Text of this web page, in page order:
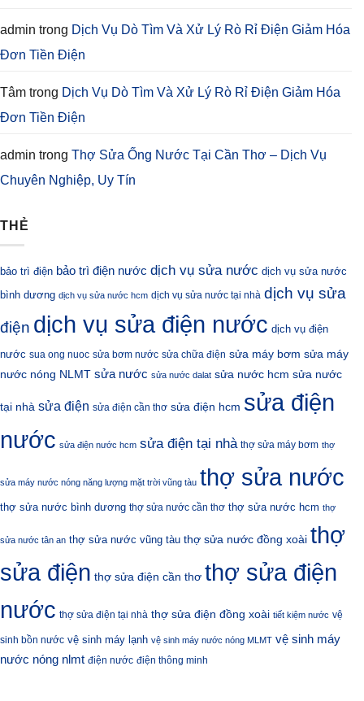
admin trong Dịch Vụ Dò Tìm Và Xử Lý Rò Rỉ Điện Giảm Hóa
Đơn Tiền Điện
Tâm trong Dịch Vụ Dò Tìm Và Xử Lý Rò Rỉ Điện Giảm Hóa
Đơn Tiền Điện
admin trong Thợ Sửa Ống Nước Tại Cần Thơ – Dịch Vụ
Chuyên Nghiệp, Uy Tín
THẺ
bảo trì điện bảo trì điện nước dịch vụ sửa nước dịch vụ sửa nước
bình dương dịch vụ sửa nước hcm dịch vụ sửa nước tại nhà dịch vụ sửa
điện dịch vụ sửa điện nước dịch vụ điện
nước sua ong nuoc sửa bơm nước sửa chữa điện sửa máy bơm sửa máy
nước nóng NLMT sửa nước sửa nước dalat sửa nước hcm sửa nước
tại nhà sửa điện sửa điện cần thơ sửa điện hcm sửa điện
nước sửa điện nước hcm sửa điện tại nhà thợ sửa máy bơm thợ
sửa máy nước nóng năng lượng mặt trời vũng tàu thợ sửa nước
thợ sửa nước bình dương thợ sửa nước cần thơ thợ sửa nước hcm thợ
sửa nước tân an thợ sửa nước vũng tàu thợ sửa nước đồng xoài thợ
sửa điện thợ sửa điện cần thơ thợ sửa điện
nước thợ sửa điện tại nhà thợ sửa điện đồng xoài tiết kiệm nước vệ
sinh bồn nước vệ sinh máy lạnh vệ sinh máy nước nóng MLMT vệ sinh máy
nước nóng nlmt điện nước điện thông minh